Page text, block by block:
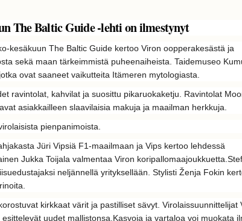
The Baltic Guide -lehti on ilmestynyt
kesäkuun The Baltic Guide kertoo Viron oopperakesästä ja
sekä maan tärkeimmistä puheenaiheista. Taidemuseo
ovat saaneet vaikutteita Itämeren mytologiasta.
ravintolat, kahvilat ja suosittu pikaruokaketju. Ravintolat
asiakkailleen slaavilaisia makuja ja maailman herkkuja.
pienpanimoista.
Jüri Vipsiä F1-maailmaan ja Vips kertoo lehdessä
Jukka Toijala valmentaa Viron koripallomaajoukkuetta.
neljännellä yrityksellään. Stylisti Ženja Fokin
kirkkaat värit ja pastilliset sävyt. Virolaissuunnittelijat
uudet mallistonsa. Kasvoja ja vartaloa voi muokata